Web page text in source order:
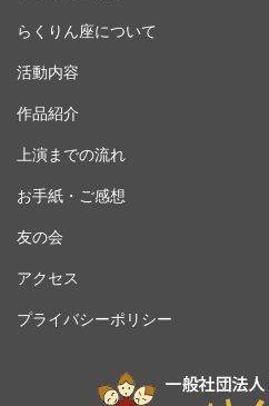
らくりん座について
活動内容
作品紹介
上演までの流れ
お手紙・ご感想
友の会
アクセス
プライバシーポリシー